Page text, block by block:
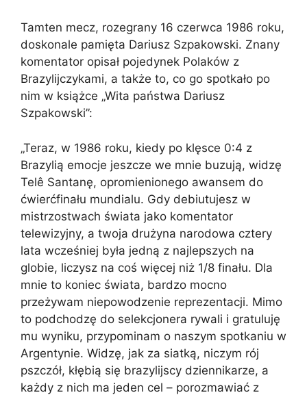
Tamten mecz, rozegrany 16 czerwca 1986 roku,
doskonale pamięta Dariusz Szpakowski. Znany
komentator opisał pojedynek Polaków z
Brazylijczykami, a także to, co go spotkało po
nim w książce „Wita państwa Dariusz
Szpakowski”:
„Teraz, w 1986 roku, kiedy po klęsce 0:4 z
Brazylią emocje jeszcze we mnie buzują, widzę
Telê Santanę, opromienionego awansem do
ćwierćfinału mundialu. Gdy debiutujesz w
mistrzostwach świata jako komentator
telewizyjny, a twoja drużyna narodowa cztery
lata wcześniej była jedną z najlepszych na
globie, liczysz na coś więcej niż 1/8 finału. Dla
mnie to koniec świata, bardzo mocno
przeżywam niepowodzenie reprezentacji. Mimo
to podchodzę do selekcjonera rywali i gratuluję
mu wyniku, przypominam o naszym spotkaniu w
Argentynie. Widzę, jak za siatką, niczym rój
pszczół, kłębią się brazylijscy dziennikarze, a
każdy z nich ma jeden cel – porozmawiać z